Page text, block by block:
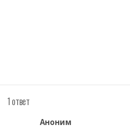
1 ответ
Аноним